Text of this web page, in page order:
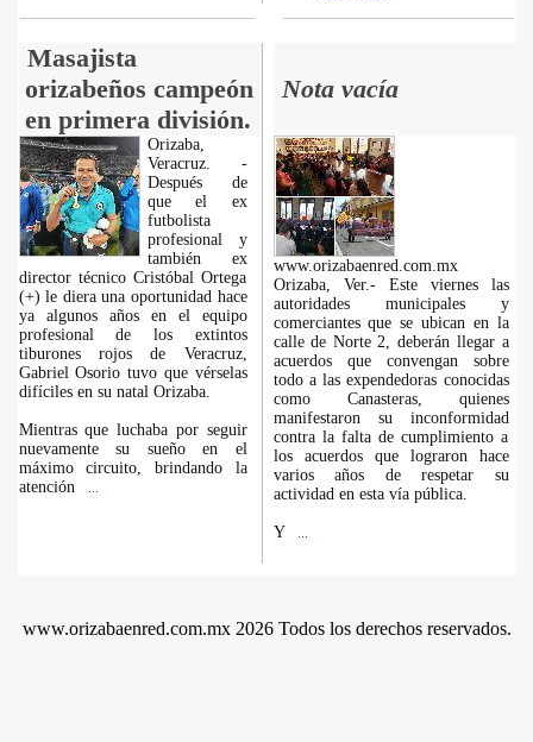
Masajista
orizabeños campeón
en primera división.
Nota vacía
Orizaba,
Veracruz. -
Después de
que el ex
futbolista
profesional y
también ex
director técnico Cristóbal Ortega
(+) le diera una oportunidad hace
ya algunos años en el equipo
profesional de los extintos
tiburones rojos de Veracruz,
Gabriel Osorio tuvo que vérselas
difíciles en su natal Orizaba.
Mientras que luchaba por seguir
nuevamente su sueño en el
máximo circuito, brindando la
atención
www.orizabaenred.com.mx
Orizaba, Ver.- Este viernes las
autoridades municipales y
comerciantes que se ubican en la
calle de Norte 2, deberán llegar a
acuerdos que convengan sobre
todo a las expendedoras conocidas
como Canasteras, quienes
manifestaron su inconformidad
contra la falta de cumplimiento a
los acuerdos que lograron hace
varios años de respetar su
actividad en esta vía pública.
Y
www.orizabaenred.com.mx 2026 Todos los derechos reservados.